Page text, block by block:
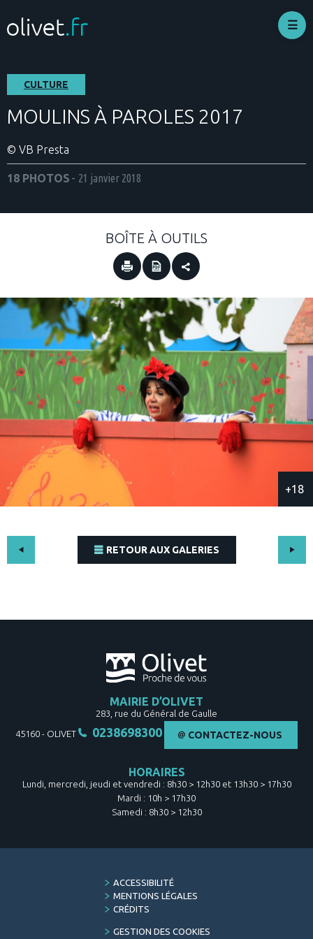
contenu
principal
CULTURE
MOULINS À PAROLES 2017
© VB Presta
18 PHOTOS 21 janvier 2018
BOÎTE À OUTILS
+18
RETOUR AUX GALERIES
MAIRIE D’OLIVET
283, rue du Général de Gaulle
45160 - OLIVET 0238698300 CONTACTEZ-NOUS
HORAIRES
Lundi, mercredi, jeudi et vendredi : 8h30 > 12h30 et 13h30 > 17h30
Mardi : 10h > 17h30
Samedi : 8h30 > 12h30
FOOTER
MENU
ACCESSIBILITÉ
MENTIONS LÉGALES
CRÉDITS
GESTION DES COOKIES